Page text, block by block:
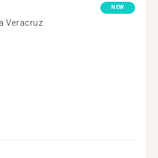
Veracruz
NEW